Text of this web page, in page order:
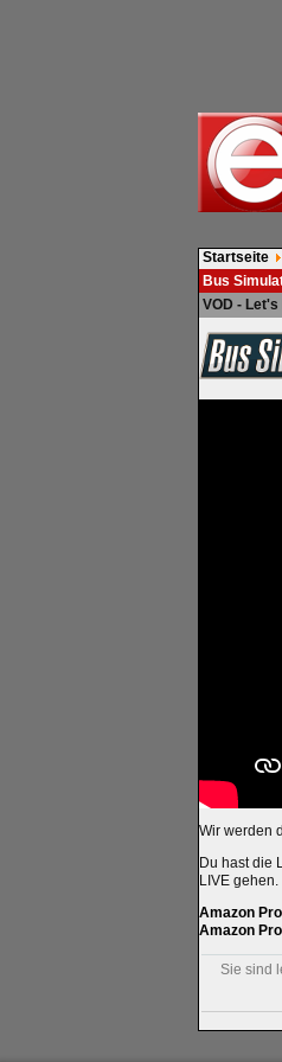
Startseite
Bus
VOD - Let's
Wir werden
Du hast die
LIVE gehen.
Amazon
Amazon
Sie sind